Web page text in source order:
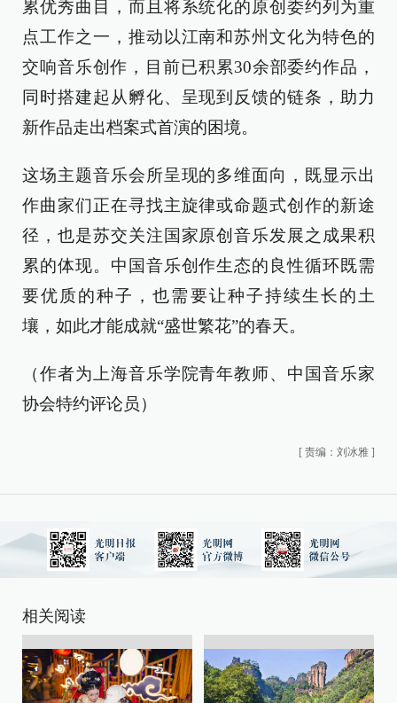
累优秀曲目，而且将系统化的原创委约列为重
点工作之一，推动以江南和苏州文化为特色的
交响音乐创作，目前已积累30余部委约作品，
同时搭建起从孵化、呈现到反馈的链条，助力
新作品走出档案式首演的困境。
这场主题音乐会所呈现的多维面向，既显示出
作曲家们正在寻找主旋律或命题式创作的新途
径，也是苏交关注国家原创音乐发展之成果积
累的体现。中国音乐创作生态的良性循环既需
要优质的种子，也需要让种子持续生长的土
壤，如此才能成就“盛世繁花”的春天。
（作者为上海音乐学院青年教师、中国音乐家
协会特约评论员）
[ 责编：刘冰雅 ]
相关阅读